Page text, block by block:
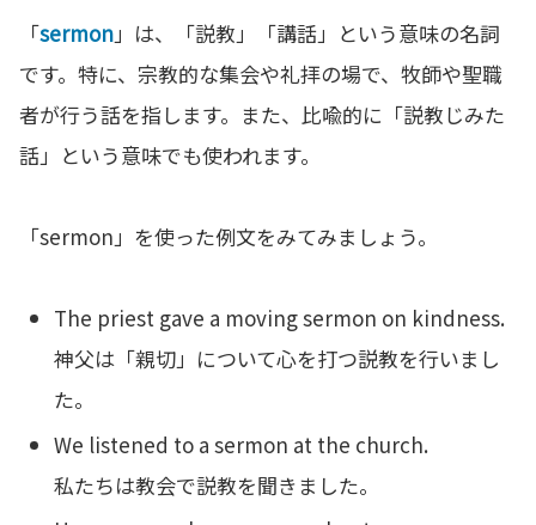
「sermon」は、「説教」「講話」という意味の名詞
です。特に、宗教的な集会や礼拝の場で、牧師や聖職
者が行う話を指します。また、比喩的に「説教じみた
話」という意味でも使われます。
「sermon」を使った例文をみてみましょう。
The priest gave a moving sermon on kindness.
神父は「親切」について心を打つ説教を行いまし
た。
We listened to a sermon at the church.
私たちは教会で説教を聞きました。